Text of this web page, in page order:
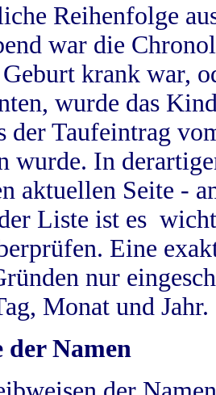
Reihenfolge
war die
krank war,
wurde das
der Taufeintrag
wurde. In
aktuellen Seite -
Liste ist es
Eine
nur
Monat und Jahr.
der Namen